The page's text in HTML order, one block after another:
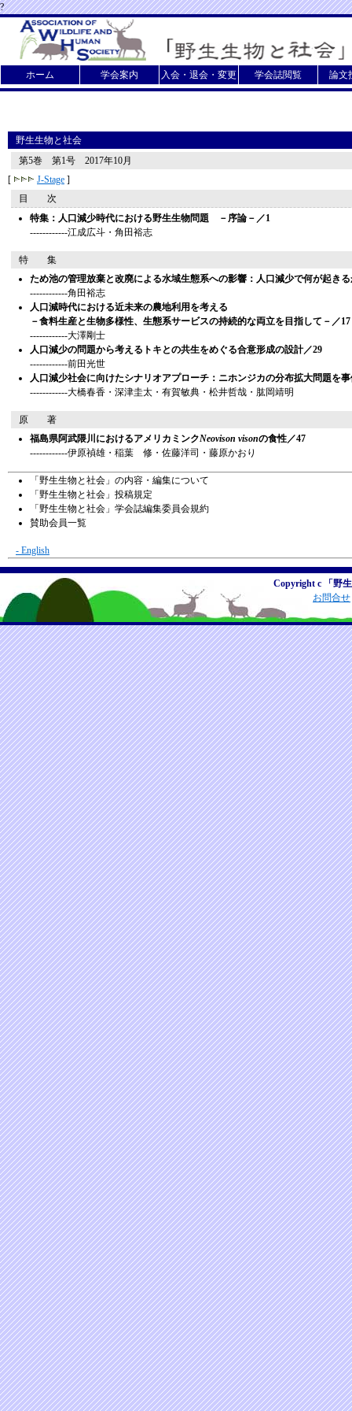
?
ホーム 学会案内 入会・退会・変更 学会誌閲覧 論文
野生生物と社会
第5巻 第1号 2017年10月
[
J-Stage ]
目 次
特集：人口減少時代における野生生物問題 －序論－／1
------------江成広斗・角田裕志
特 集
ため池の管理放棄と改廃による水域生態系への影響：人口減少で何が起き
------------角田裕志
人口減時代における近未来の農地利用を考える
－食料生産と生物多様性、生態系サービスの持続的な両立を目指して－／17
------------大澤剛士
人口減少の問題から考えるトキとの共生をめぐる合意形成の設計／29
------------前田光世
人口減少社会に向けたシナリオアプローチ：ニホンジカの分布拡大問題を
------------大橋春香・深津圭太・有賀敏典・松井哲哉・肱岡靖明
原 著
福島県阿武隈川におけるアメリカミンクNeovison visonの食性／47
------------伊原禎雄・稲葉 修・佐藤洋司・藤原かおり
「野生生物と社会」の内容・編集について
「野生生物と社会」投稿規定
「野生生物と社会」学会誌編集委員会規約
賛助会員一覧
- English
Copyright c 「野
お問合せ